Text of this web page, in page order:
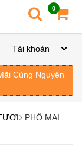
0
Tài khoản
Cùng Nguyên
PHÔ MAI